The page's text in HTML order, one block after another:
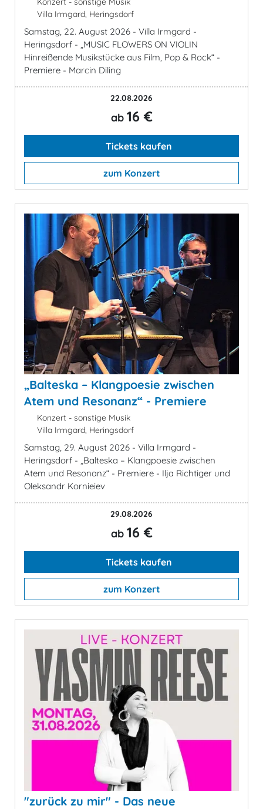
Villa Irmgard, Heringsdorf
Samstag, 22. August 2026 - Villa Irmgard -
Heringsdorf - „MUSIC FLOWERS ON VIOLIN
Hinreißende Musikstücke aus Film, Pop & Rock“ -
Premiere - Marcin Diling
22.08.2026
ab 16 €
Tickets kaufen
zum Konzert
„Balteska – Klangpoesie zwischen
Atem und Resonanz“ - Premiere
Konzert - sonstige Musik
Villa Irmgard, Heringsdorf
Samstag, 29. August 2026 - Villa Irmgard -
Heringsdorf - „Balteska – Klangpoesie zwischen
Atem und Resonanz“ - Premiere - Ilja Richtiger und
Oleksandr Kornieiev
29.08.2026
ab 16 €
Tickets kaufen
zum Konzert
"zurück zu mir" - Das neue